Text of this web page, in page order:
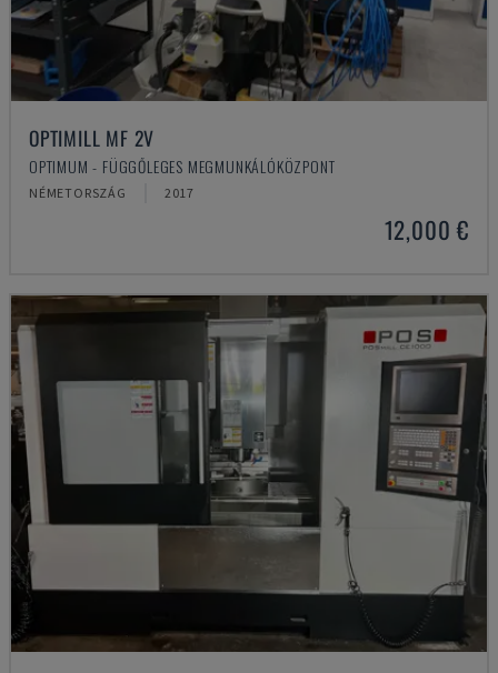
OPTIMILL MF 2V
OPTIMUM - FÜGGŐLEGES MEGMUNKÁLÓKÖZPONT
NÉMETORSZÁG 2017
12,000 €